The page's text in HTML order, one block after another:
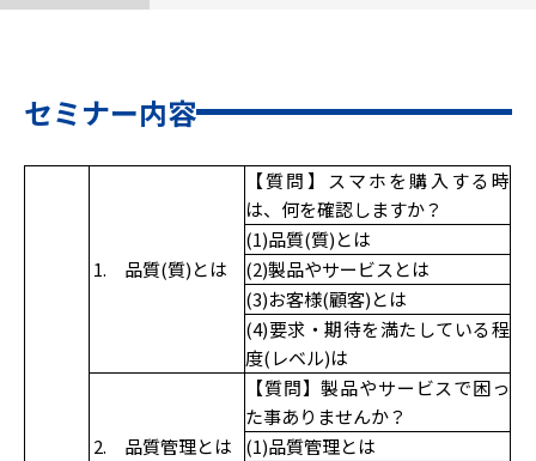
セミナー内容
1. 品質(質)とは
【質問】スマホを購入する時
は、何を確認しますか？
(1)品質(質)とは
(2)製品やサービスとは
(3)お客様(顧客)とは
(4)要求・期待を満たしている程
度(レベル)は
2. 品質管理とは
【質問】製品やサービスで困っ
た事ありませんか？
(1)品質管理とは